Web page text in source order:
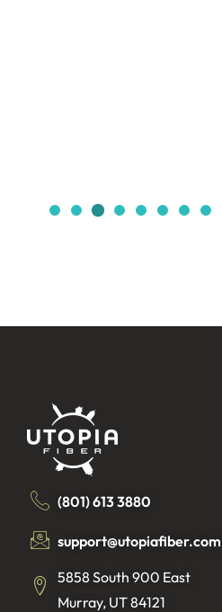
(801) 613 3880
support@utopiafiber.com
5858 South 900 East
Murray, UT 84121